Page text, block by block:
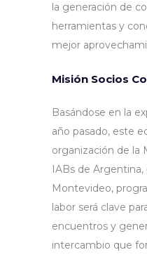
la generación de
herramientas y
mejor
Misión Socios
Basándose en la
año pasado, este
organización de la
IABs de
Montevideo,
labor será clave
encuentros y
intercambio que